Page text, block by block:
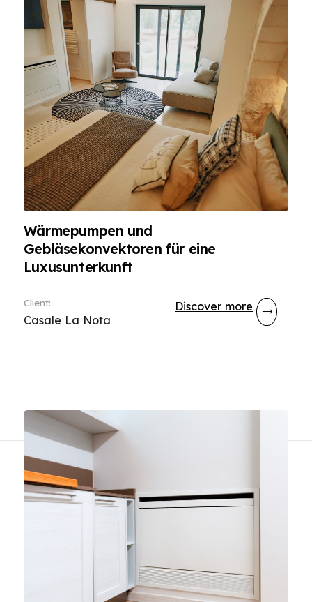
Wärmepumpen und
Gebläsekonvektoren für eine
Luxusunterkunft
Client:
Casale La Nota
Discover more